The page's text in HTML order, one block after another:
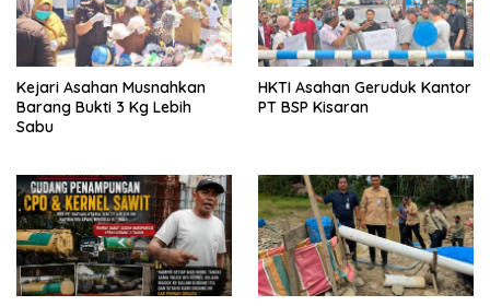
Kejari Asahan Musnahkan
Barang Bukti 3 Kg Lebih
Sabu
HKTI Asahan Geruduk Kantor
PT BSP Kisaran